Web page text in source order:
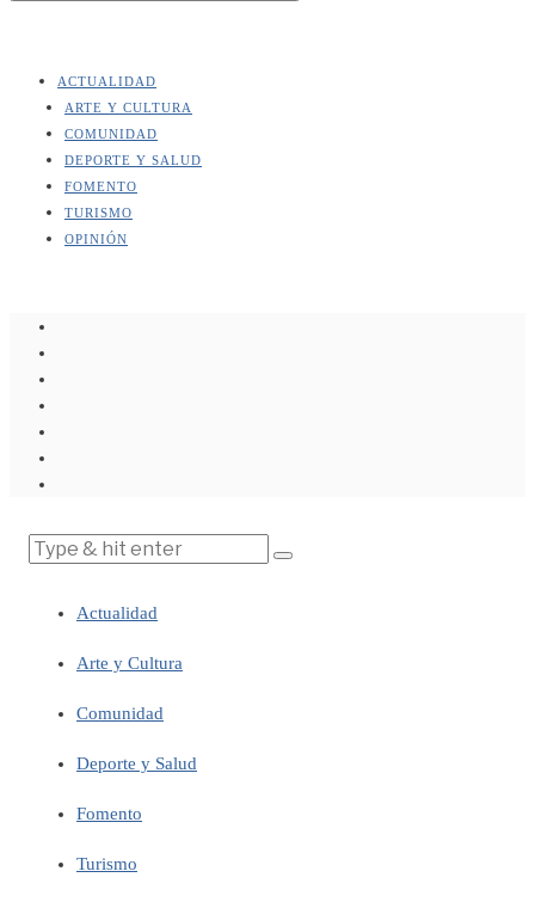
ACTUALIDAD
ARTE Y CULTURA
COMUNIDAD
DEPORTE Y SALUD
FOMENTO
TURISMO
OPINIÓN
Actualidad
Arte y Cultura
Comunidad
Deporte y Salud
Fomento
Turismo